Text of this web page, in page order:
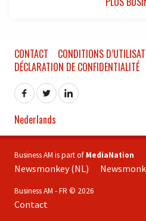
CONTACT
CONDITIONS
DÉCLARATION DE CONFIDENTIALITÉ
Nederlands
Business AM is part of MediaNation
Newsmonkey (NL)
Business AM - FR © 2026
Contact